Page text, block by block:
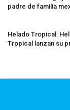
padre de familia
Helado Tropical:
Tropical lanzan su